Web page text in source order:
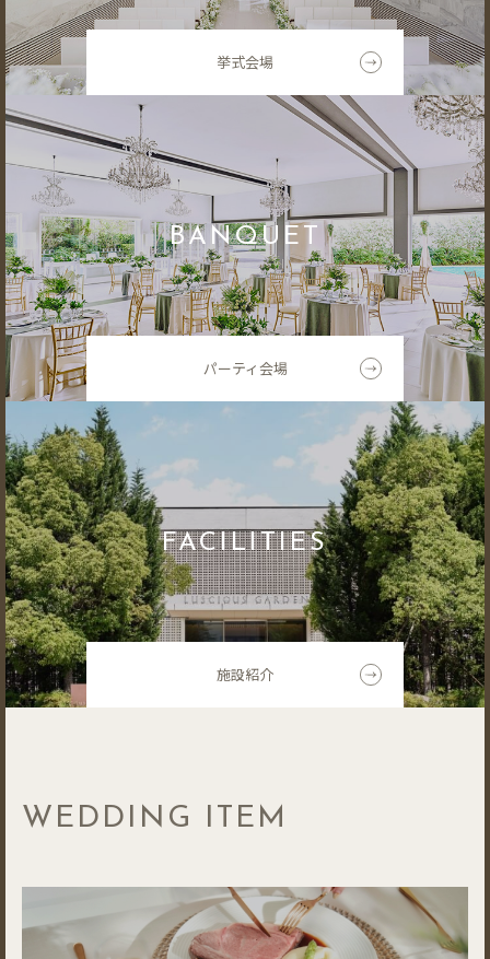
挙式会場
BANQUET
パーティ会場
FACILITIES
施設紹介
WEDDING ITEM